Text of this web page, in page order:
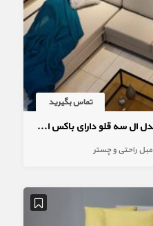
تماس بگیرید
مبل تختخوابشو تختشو اورنگ مدل ال سه قلو دارای باکس ارسال به سراسر کشور
مبل راحتی و چستر